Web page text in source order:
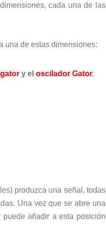
cada una de las
una de estas dimensiones:
y el oscilador Gator.
produzca una señal, todas
Una vez que se abre una
añadir a esta posición